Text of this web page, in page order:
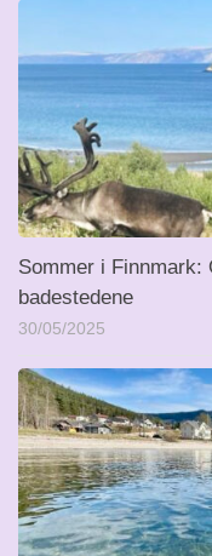
Sommer i Finnmark:
badestedene
30/05/2025